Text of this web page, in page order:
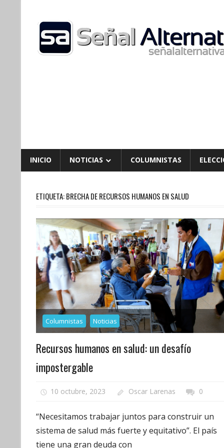
content
INICIO NOTICIAS COLUMNISTAS
ETIQUETA:BRECHA DE RECURSOS HUMANOS EN SALUD
Columnistas Noticias
Recursos humanos en salud: un desafío
impostergable
10 octubre, 2023 Oscar Larenas 0
“Necesitamos trabajar juntos para construir un
sistema de salud más fuerte y equitativo”. El país
tiene una gran deuda con